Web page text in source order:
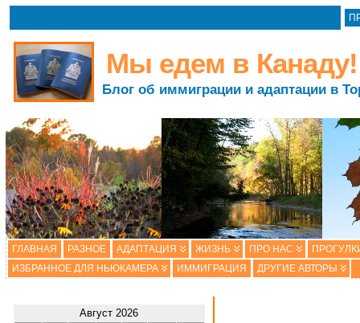
Мы едем в Канаду!
Блог об иммиграции и адаптации в
ГЛАВНАЯ РАЗНОЕ АДАПТАЦИЯ ЖИЗНЬ ПРО НАС
ИЗБРАННОЕ ДЛЯ НЬЮКАМЕРА
ИММИГРАЦИЯ ДРУГИЕ АВТОРЫ
Август 2026